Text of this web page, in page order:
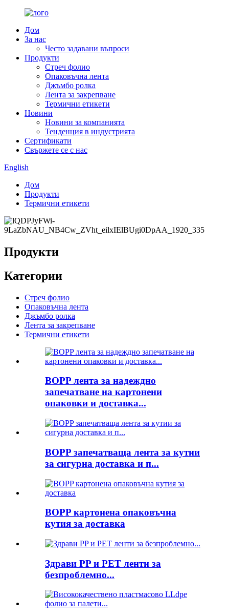
Дом
За нас
Често задавани въпроси
Продукти
Стреч фолио
Опаковъчна лента
Джъмбо ролка
Лента за закрепване
Термични етикети
Новини
Новини за компанията
Тенденция в индустрията
Сертификати
Свържете се с нас
English
Дом
Продукти
Термични етикети
Продукти
Категории
Стреч фолио
Опаковъчна лента
Джъмбо ролка
Лента за закрепване
Термични етикети
BOPP лента за надеждно
запечатване на картонени
опаковки и доставка...
BOPP запечатваща лента за кутии
за сигурна доставка и п...
BOPP картонена опаковъчна
кутия за доставка
Здрави PP и PET ленти за
безпроблемно...